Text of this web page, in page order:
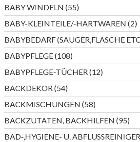
BABY WINDELN 5555
Produkte
BABY-KLEINTEILE/-HARTWAREN 22
BABYBEDARF (SAUGER,FLASCHE
BABYPFLEGE 108108
Produkte
BABYPFLEGE-TÜCHER 1212
Produkte
BACKDEKOR 5454
Produkte
BACKMISCHUNGEN 5858
Produkte
BACKZUTATEN, BACKHILFEN 9595
BAD-,HYGIENE- U. ABFLUSSREINIGER